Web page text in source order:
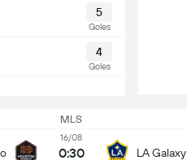
5
Goles
4
Goles
MLS
16/08
0:30 LA Galaxy